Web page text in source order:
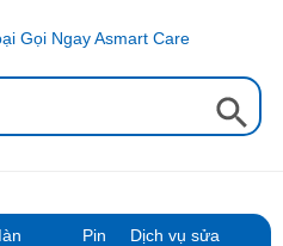
Search Button
Pin
Dịch vụ sửa